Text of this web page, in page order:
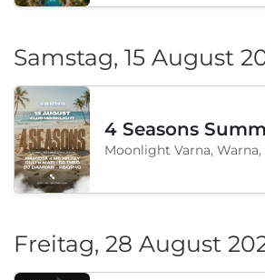
Samstag, 15 August
Freitag, 28 August